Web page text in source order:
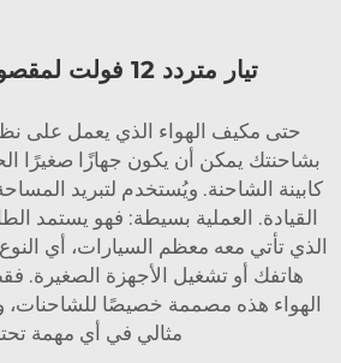
تيار متردد 12 فولت لمقصورة شاحنتك
بشاحنتك يمكن أن يكون جهازًا صغيرًا
كابينة الشاحنة. ويُستخدم لتبريد المساحة
الذي تأتي معه معظم السيارات، أي
هاتفك أو تشغيل الأجهزة الصغيرة.
الهواء هذه مصممة خصيصًا للشاحنات،
مثالي في أي مهمة